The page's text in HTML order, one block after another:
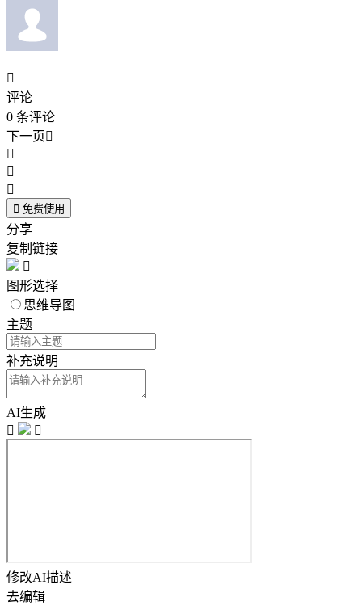

评论
0 条评论
下一页



 免费使用
分享
复制链接

图形选择
思维导图
主题
补充说明
AI生成


修改AI描述
去编辑